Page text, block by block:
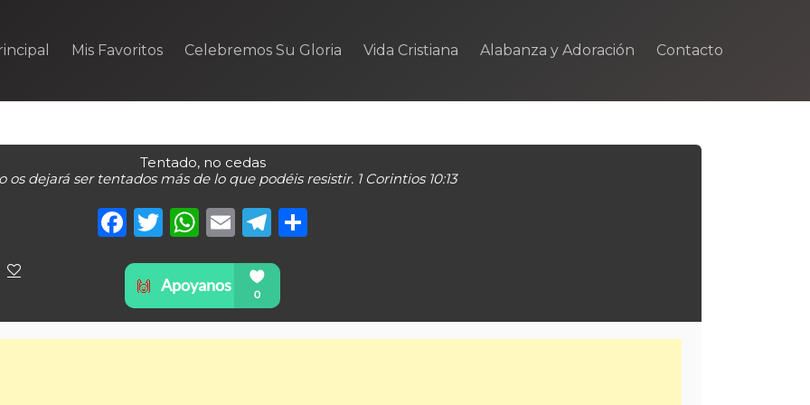
Mis Favoritos Celebremos Su Gloria Vida Cristiana Alabanza y Adoración Contacto
Tentado, no cedas
os dejará ser tentados más de lo que podéis resistir. 1 Corintios 10:13
Facebook
Twitter
WhatsApp
EmailTelegram